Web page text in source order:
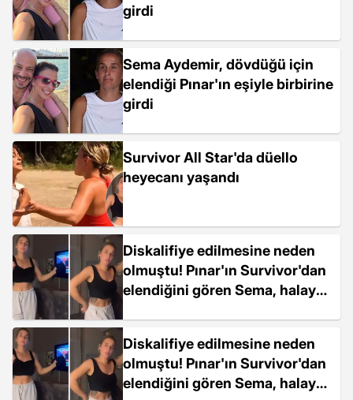
girdi
Sema Aydemir, dövdüğü için
elendiği Pınar'ın eşiyle birbirine
girdi
Survivor All Star'da düello
heyecanı yaşandı
Diskalifiye edilmesine neden
olmuştu! Pınar'ın Survivor'dan
elendiğini gören Sema, halay
Diskalifiye edilmesine neden
olmuştu! Pınar'ın Survivor'dan
elendiğini gören Sema, halay